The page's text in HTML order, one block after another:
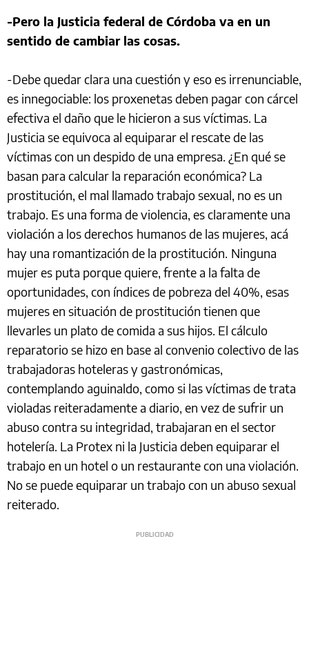
-Pero la Justicia federal de Córdoba va en un
sentido de cambiar las cosas.
-Debe quedar clara una cuestión y eso es irrenunciable,
es innegociable: los proxenetas deben pagar con cárcel
efectiva el daño que le hicieron a sus víctimas. La
Justicia se equivoca al equiparar el rescate de las
víctimas con un despido de una empresa. ¿En qué se
basan para calcular la reparación económica? La
prostitución, el mal llamado trabajo sexual, no es un
trabajo. Es una forma de violencia, es claramente una
violación a los derechos humanos de las mujeres, acá
hay una romantización de la prostitución. Ninguna
mujer es puta porque quiere, frente a la falta de
oportunidades, con índices de pobreza del 40%, esas
mujeres en situación de prostitución tienen que
llevarles un plato de comida a sus hijos. El cálculo
reparatorio se hizo en base al convenio colectivo de las
trabajadoras hoteleras y gastronómicas,
contemplando aguinaldo, como si las víctimas de trata
violadas reiteradamente a diario, en vez de sufrir un
abuso contra su integridad, trabajaran en el sector
hotelería. La Protex ni la Justicia deben equiparar el
trabajo en un hotel o un restaurante con una violación.
No se puede equiparar un trabajo con un abuso sexual
reiterado.